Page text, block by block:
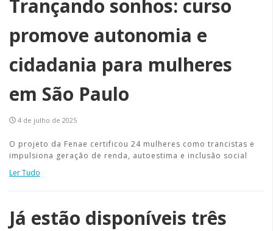
Trançando sonhos: curso
promove autonomia e
cidadania para mulheres
em São Paulo
4 de julho de 2025
O projeto da Fenae certificou 24 mulheres como trancistas e
impulsiona geração de renda, autoestima e inclusão social
Ler Tudo
Já estão disponíveis três